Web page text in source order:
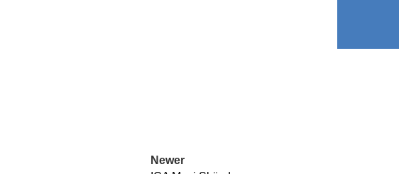
Newer